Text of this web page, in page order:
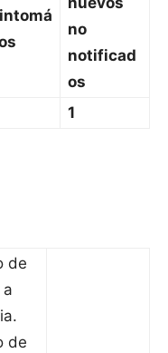
no
notificad
os
1
de
de